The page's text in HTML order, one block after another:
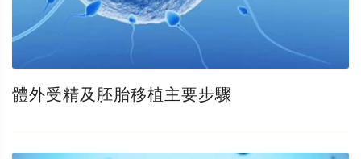
體外受精及胚胎移植主要步驟